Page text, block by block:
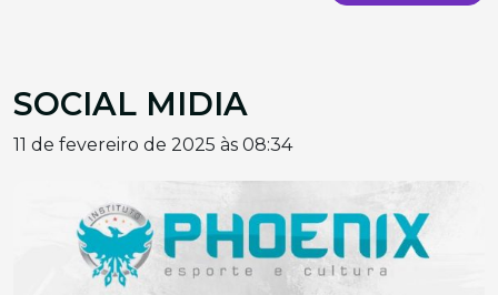
SOCIAL MIDIA
11 de fevereiro de 2025 às 08:34